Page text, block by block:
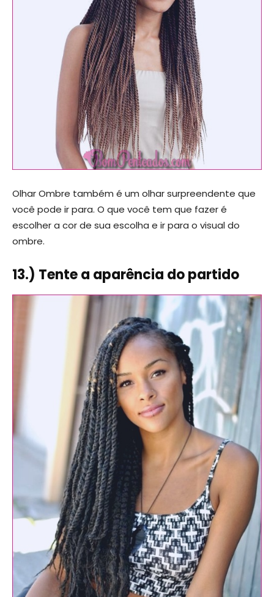
Olhar Ombre também é um olhar surpreendente que
você pode ir para. O que você tem que fazer é
escolher a cor de sua escolha e ir para o visual do
ombre.
13.) Tente a aparência do partido